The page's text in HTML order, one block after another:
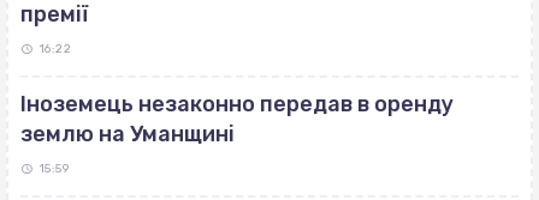
премії
16:22
Іноземець незаконно передав в оренду
землю на Уманщині
15:59